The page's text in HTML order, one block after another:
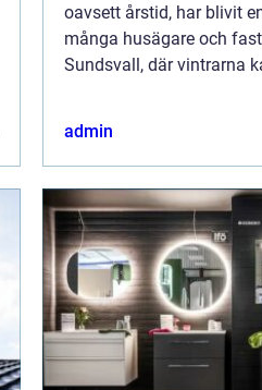
oavsett årstid, har blivit
många husägare och
Sundsvall, där vintrarna
admin